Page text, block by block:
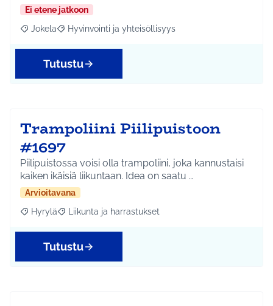
Ei etene jatkoon
Rajaa tulokset aihepiirin mukaan: Jokela
Jokela Rajaa tulokset teeman mukaan: Hyvinvointi ja
Hyvinvointi ja yhteisöllisyys
Tutustu
Trampoliini Piilipuistoon
#1697
Piilipuistossa voisi olla trampoliini, joka kannustaisi
kaiken ikäisiä liikuntaan. Idea on saatu …
Arvioitavana
Rajaa tulokset aihepiirin mukaan: Hyrylä
Hyrylä Rajaa tulokset teeman mukaan: Liikunta ja
Liikunta ja harrastukset
Tutustu